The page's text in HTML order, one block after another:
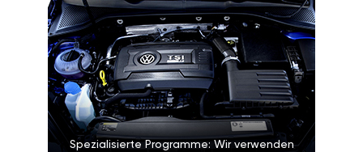
Spezialisierte Programme: Wir verwenden